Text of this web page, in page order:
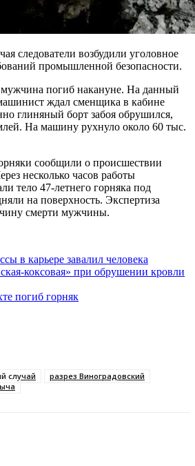
следователи возбудили уголовное
промышленной безопасности.
погиб накануне. На данный
ждал сменщика в кабине
глиняный борт забоя обрушился,
На машину рухнуло около 60 тыс.
сообщили о происшествии
несколько часов работы
тело 47-летнего горняка под
на поверхность. Экспертиза
смерти мужчины.
в карьере завалил человека
коксовая» при обрушении кровли
погиб горняк
случай
разрез Виноградовский